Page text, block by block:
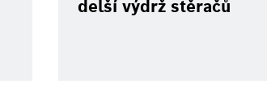
delší výdrž stěračů